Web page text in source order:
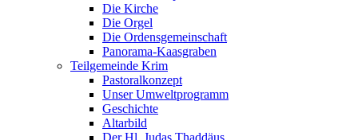
Die Kirche
Die Orgel
Die Ordensgemeinschaft
Panorama-Kaasgraben
Teilgemeinde Krim
Pastoralkonzept
Unser Umweltprogramm
Geschichte
Altarbild
Der Hl. Judas Thaddäus